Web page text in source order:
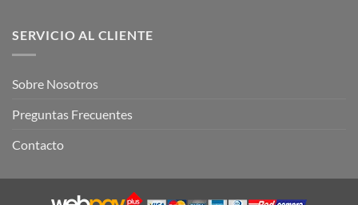
SERVICIO AL CLIENTE
Sobre Nosotros
Preguntas Frecuentes
Contacto